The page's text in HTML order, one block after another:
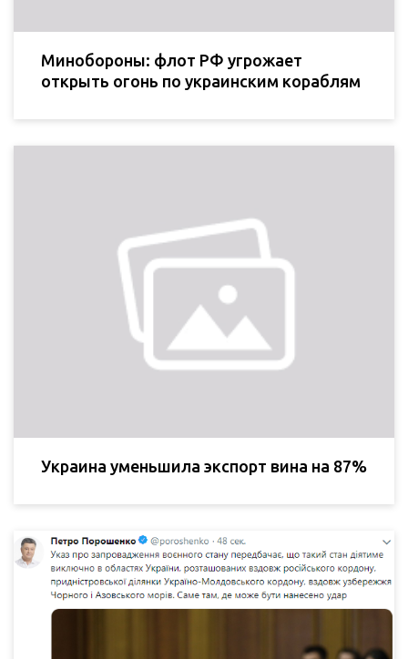
Минобороны: флот РФ угрожает
открыть огонь по украинским кораблям
Украина уменьшила экспорт вина на 87%